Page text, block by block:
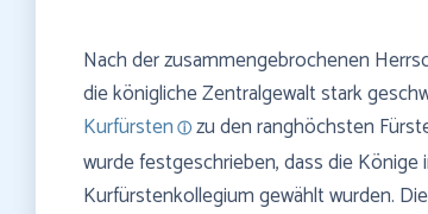
Nach der zusammengebrochenen
die königliche Zentralgewalt stark
Kurfürsten
zu den ranghöchsten
wurde festgeschrieben, dass die Könige
Kurfürstenkollegium gewählt wurden.